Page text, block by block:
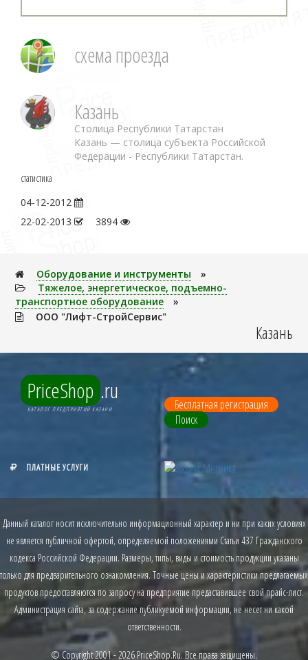
схема проезда
Казань
Столица Республики Татарстан
Казань — столица субъекта Российской
Федерации - Республики Татарстан.
статистика
04-12-2012
22-02-2013
3894
Оборудование и инструменты
»
Тяжелое, энеpгетическое, подъемно-
транспортное оборудование
»
ООО "Лифт-СтройСервис"
Казань
PriceShop .ru
КАТАЛОГ ПРЕДПРИЯТИЙ КАЗАНИ
Бесплатная регистрация
Поиск
ПЛАТНЫЕ УСЛУГИ
Данный каталог носит исключительно информационный характер и ни при каких условиях
не является публичной офертой, определяемой положениями Статьи 437 Гражданского
кодекса Российской Федерации. Размеры, типы, виды и стоимость продукции указаны
только для предварительного ознакомления. Точные цены и характеристики предлагаемых
продуктов предоставляются по запросу на предприятие предаставившее свой прайс-лист.
Администрация сайта, за содержание публикуемой информации, не несет ни какой
ответственности.
© Copyright 2001 - 2026 PriceShop.Ru. Все права защищены.